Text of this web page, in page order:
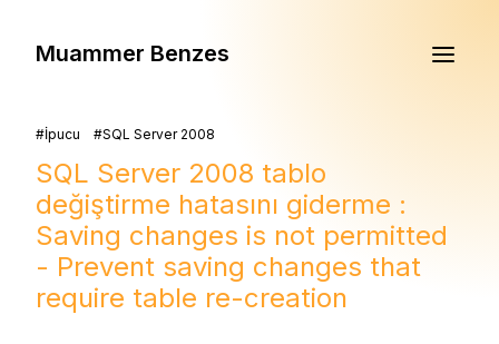
Muammer Benzes
İpucu SQL Server 2008
SQL Server 2008 tablo
değiştirme hatasını giderme :
Saving changes is not permitted
- Prevent saving changes that
require table re-creation